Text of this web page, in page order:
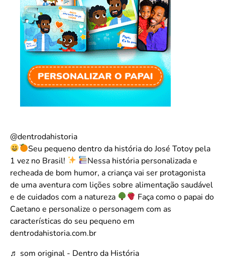
@dentrodahistoria
Seu pequeno dentro da história do José Totoy pela
1 vez no Brasil!
Nessa história personalizada e
recheada de bom humor, a criança vai ser protagonista
de uma aventura com lições sobre alimentação saudável
e de cuidados com a natureza
Faça como o papai do
Caetano e personalize o personagem com as
características do seu pequeno em
dentrodahistoria.com.br
♬ som original - Dentro da História